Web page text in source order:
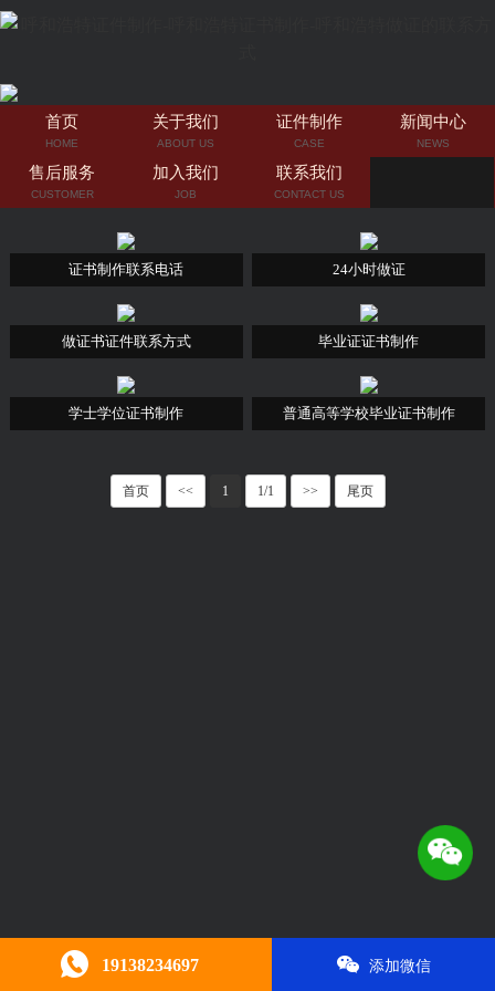
首页
HOME
关于我们
ABOUT US
证件制作
CASE
新闻中心
NEWS
售后服务
CUSTOMER
加入我们
JOB
联系我们
CONTACT US
证书制作联系电话 24小时做证
做证书证件联系方式 毕业证证书制作
学士学位证书制作 普通高等学校毕业证书制作
首页 << 1 1/1 >> 尾页
19138234697 添加微信